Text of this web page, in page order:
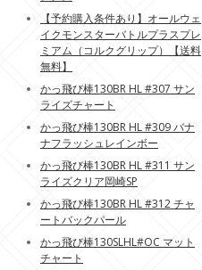
【予約購入条件あり】オールウェ
イクモンスターバトルプラスプレ
ミアム（コルクグリップ）【送料
無料】
かっ飛び棒130BR HL #307 サン
ライズチャート
かっ飛び棒130BR HL #309 バナ
ナフラッシュレインボー
かっ飛び棒130BR HL #311 サン
ライズクリア岡崎SP
かっ飛び棒130BR HL #312 チャ
ートバックパール
かっ飛び棒130SLHL#OC マット
チャート